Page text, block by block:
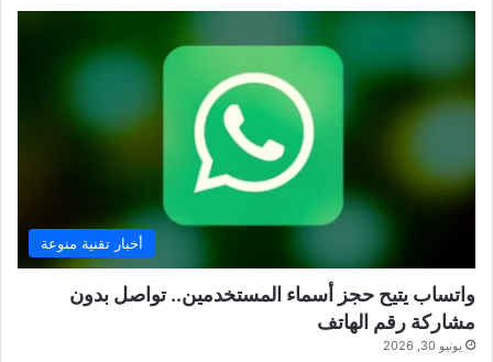
أخبار تقنية منوعة
واتساب يتيح حجز أسماء المستخدمين.. تواصل بدون
مشاركة رقم الهاتف
يونيو 30, 2026